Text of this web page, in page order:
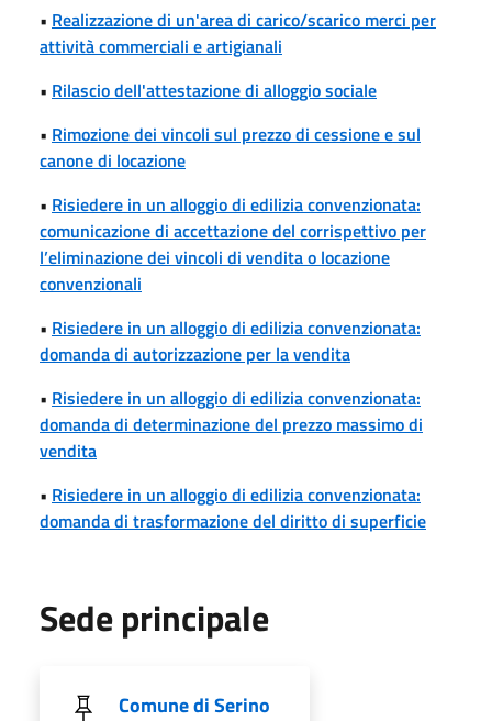
• Realizzazione di un'area di carico/scarico merci per
attività commerciali e artigianali
• Rilascio dell'attestazione di alloggio sociale
• Rimozione dei vincoli sul prezzo di cessione e sul
canone di locazione
• Risiedere in un alloggio di edilizia convenzionata:
comunicazione di accettazione del corrispettivo per
l’eliminazione dei vincoli di vendita o locazione
convenzionali
• Risiedere in un alloggio di edilizia convenzionata:
domanda di autorizzazione per la vendita
• Risiedere in un alloggio di edilizia convenzionata:
domanda di determinazione del prezzo massimo di
vendita
• Risiedere in un alloggio di edilizia convenzionata:
domanda di trasformazione del diritto di superficie
Sede principale
Comune di Serino